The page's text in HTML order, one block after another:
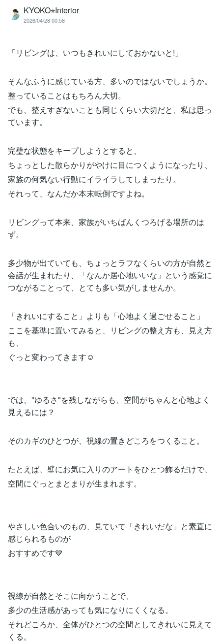
KYOKO⭐︎Interior
2026/04/28 00:58
「リビングは、いつもきれいにしておかないと!」
そんなふうに感じている方、多いのではないでしょうか。
整っていることはもちろん大切。
でも、整えすぎないことも同じくらい大切だと、私は思っ
ています。
完璧な状態をキープしようとすると、
ちょっとした散らかりがやけに目につくようになったり、
家族の何気ない行動にイライラしてしまったり。
それって、なんだか本末転倒ですよね。
リビングって本来、家族がいちばんくつろげる場所のは
ず。
多少物が出ていても、ちょっとラフなくらいの方が自然と
会話が生まれたり、「なんか居心地いいな」という感覚に
つながることって、とても多い気がしませんか。
「きれいにすること」よりも「心地よく過ごせること」
ここを基準に置いてみると、リビングの整え方も、見え方
も、
ぐっと変わってきます☺
では、"ゆるさ"を残しながらも、空間がちゃんと心地よく
見えるには？
そのカギのひとつが、視線の置きどころをつくること。
たとえば、壁にお気に入りのアートをひとつ飾るだけで、
空間にぐっとまとまりが生まれます。
やさしい色合いのもの、見ていて「きれいだな」と素直に
感じられるものが
おすすめです💙
視線が自然とそこに向かうことで、
多少の生活感があっても気になりにくくなる。
それどころか、全体がひとつの空間としてきれいに見えて
くる。